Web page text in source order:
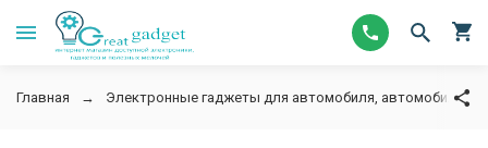
Главная Электронные гаджеты для автомобиля,